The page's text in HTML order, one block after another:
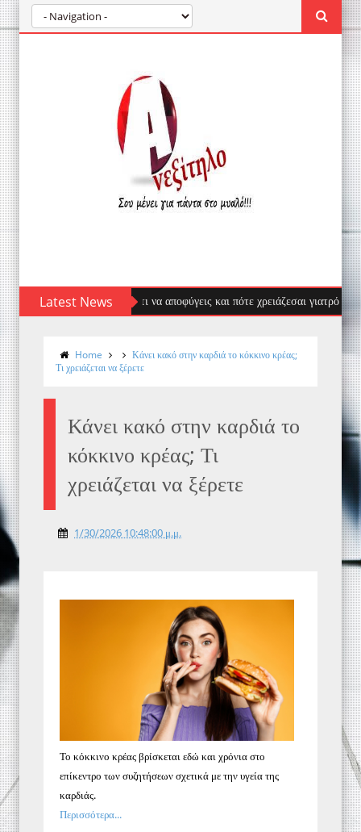
Latest News
πρώτες βοήθειες, τι να αποφύγεις και πότε χρειάζεσαι γιατρό
Home
Κάνει κακό στην καρδιά το κόκκινο κρέας;
Τι χρειάζεται να ξέρετε
Κάνει κακό στην καρδιά το
κόκκινο κρέας; Τι
χρειάζεται να ξέρετε
1/30/2026 10:48:00 μ.μ.
Το κόκκινο κρέας βρίσκεται εδώ και χρόνια στο
επίκεντρο των συζητήσεων σχετικά με την υγεία της
καρδιάς.
Περισσότερα...